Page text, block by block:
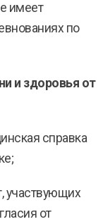
имеет
по
и здоровья от
справка
участвующих
от